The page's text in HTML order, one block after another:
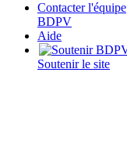
Contacter l'équipe
BDPV
Aide
Soutenir le site